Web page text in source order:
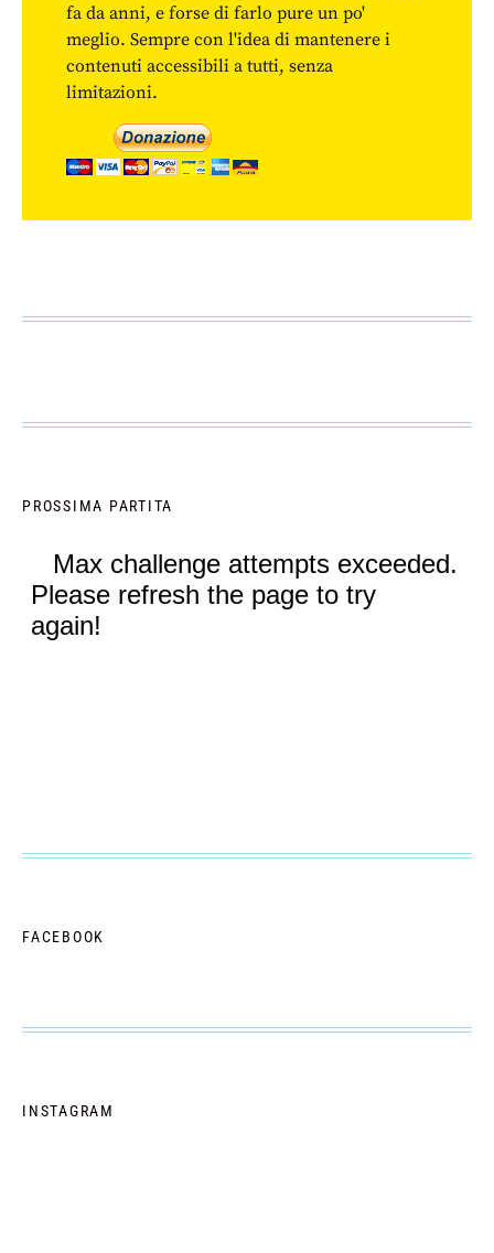
fa da anni, e forse di farlo pure un po'
meglio. Sempre con l'idea di mantenere i
contenuti accessibili a tutti, senza
limitazioni.
PROSSIMA PARTITA
FACEBOOK
INSTAGRAM